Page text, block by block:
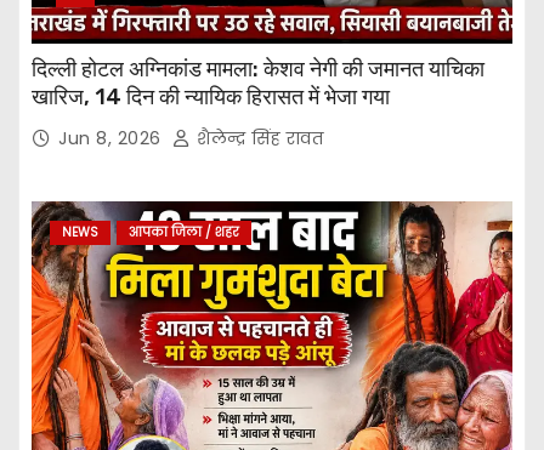
दिल्ली होटल अग्निकांड मामला: केशव नेगी की जमानत याचिका
खारिज, 14 दिन की न्यायिक हिरासत में भेजा गया
Jun 8, 2026 शैलेन्द्र सिंह रावत
NEWS आपका जिला / शहर